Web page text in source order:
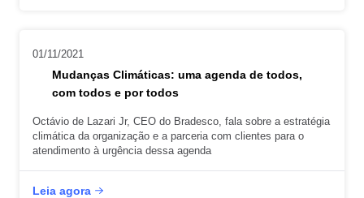
01/11/2021
Mudanças Climáticas: uma agenda de todos,
com todos e por todos
Octávio de Lazari Jr, CEO do Bradesco, fala sobre a estratégia
climática da organização e a parceria com clientes para o
atendimento à urgência dessa agenda
Leia agora